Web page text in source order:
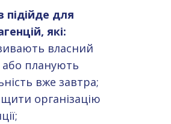
підійде для
які:
власний
або планують
вже завтра;
організацію